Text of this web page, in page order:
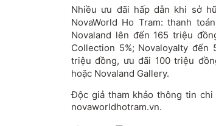
Nhiều ưu đãi hấp dẫn khi sở
NovaWorld Ho Tram: thanh
Novaland lên đến 165 triệu
Collection 5%; Novaloyalty đến
triệu đồng, ưu đãi 100 triệu
hoặc Novaland Gallery.
Độc giả tham khảo thông tin
novaworldhotram.vn.